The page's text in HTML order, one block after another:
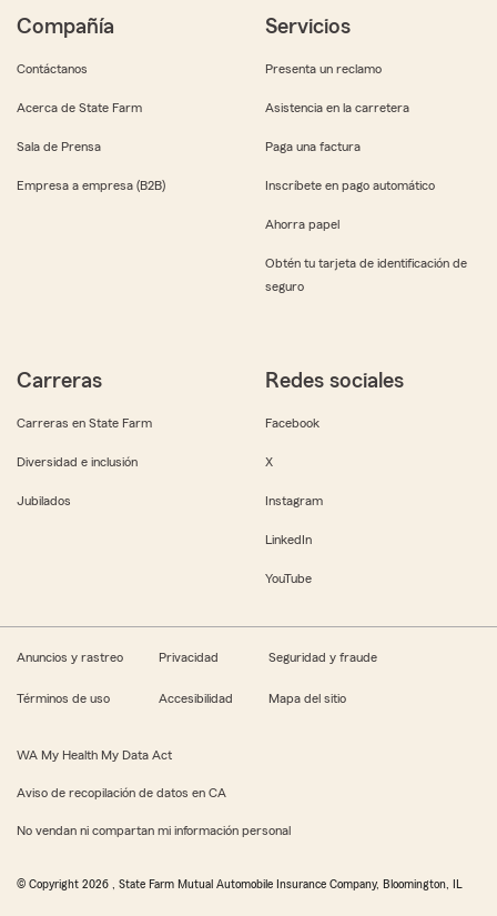
Compañía
Contáctanos
Acerca de State Farm
Sala de Prensa
Empresa a empresa (B2B)
Servicios
Presenta un reclamo
Asistencia en la carretera
Paga una factura
Inscríbete en pago automático
Ahorra papel
Obtén tu tarjeta de identificación de
seguro
Carreras
Carreras en State Farm
Diversidad e inclusión
Jubilados
Redes sociales
Facebook
X
Instagram
LinkedIn
YouTube
Anuncios y rastreo Privacidad Seguridad y fraude
Términos de uso Accesibilidad Mapa del sitio
WA My Health My Data Act
Aviso de recopilación de datos en CA
No vendan ni compartan mi información personal
© Copyright 2026 , State Farm Mutual Automobile Insurance Company, Bloomington, IL